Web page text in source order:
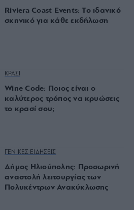
Riviera Coast Events: Το ιδανικό
σκηνικό για κάθε εκδήλωση
ΚΡΑΣΙ
Wine Code: Ποιος είναι ο
καλύτερος τρόπος να κρυώσεις
το κρασί σου;
ΓΕΝΙΚΕΣ ΕΙΔΗΣΕΙΣ
Δήμος Ηλιούπολης: Προσωρινή
αναστολή λειτουργίας των
Πολυκέντρων Ανακύκλωσης